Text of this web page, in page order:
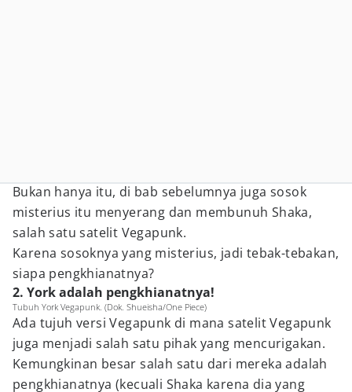
Bukan hanya itu, di bab sebelumnya juga sosok
misterius itu menyerang dan membunuh Shaka,
salah satu satelit Vegapunk.
Karena sosoknya yang misterius, jadi tebak-tebakan,
siapa pengkhianatnya?
2. York adalah pengkhianatnya!
Tubuh York Vegapunk. (Dok. Shueisha/One Piece)
Ada tujuh versi Vegapunk di mana satelit Vegapunk
juga menjadi salah satu pihak yang mencurigakan.
Kemungkinan besar salah satu dari mereka adalah
pengkhianatnya (kecuali Shaka karena dia yang